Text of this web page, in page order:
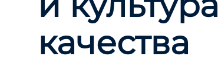
качества